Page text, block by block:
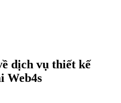
dịch vụ thiết kế
Web4s